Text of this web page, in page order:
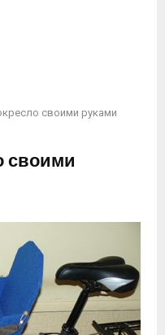
своими руками
своими